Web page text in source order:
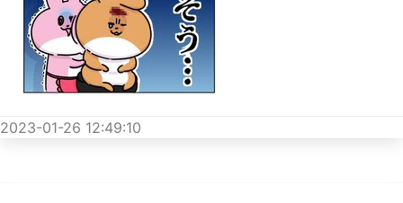
2023-01-26 12:49:10